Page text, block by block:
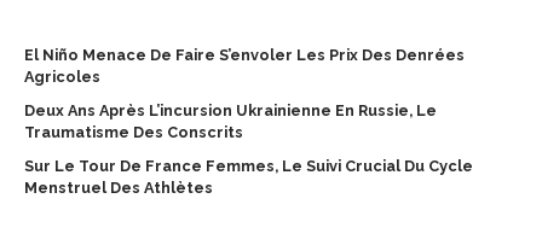
El Niño Menace De Faire S’envoler Les Prix Des Denrées
Agricoles
Deux Ans Après L’incursion Ukrainienne En Russie, Le
Traumatisme Des Conscrits
Sur Le Tour De France Femmes, Le Suivi Crucial Du Cycle
Menstruel Des Athlètes